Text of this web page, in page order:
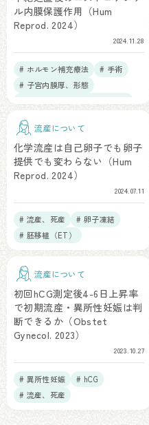
ル内膜保護作用（Hum
Reprod. 2024）
2024.11.28
# ホルモン補充療法
# 手術
# 子宮内膜厚、形態
# 総説、RCT、メタアナリシス
流産について
化学流産は自己卵子でも卵子
提供でも変わらない（Hum
Reprod. 2024）
2024.07.11
# 流産、死産
# 卵子凍結
# 胚移植（ET）
流産について
初回hCG測定後4-6日上昇率
で初期流産・異所性妊娠は判
断できるか（Obstet
Gynecol. 2023）
2023.10.27
# 異所性妊娠
# hCG
# 流産、死産